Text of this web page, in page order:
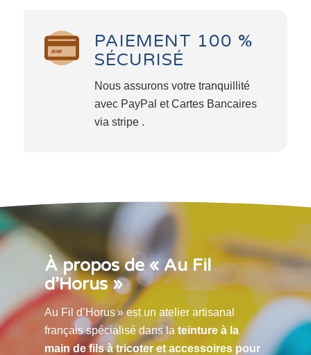
PAIEMENT 100 %
SÉCURISÉ
Nous assurons votre tranquillité
avec PayPal et Cartes Bancaires
via stripe .
À propos de « Au Fil
d’Horus »
Au Fil d’Horus » est un atelier artisanal
français spécialisé dans la teinture à la
main de fils à tricoter et accessoires pour